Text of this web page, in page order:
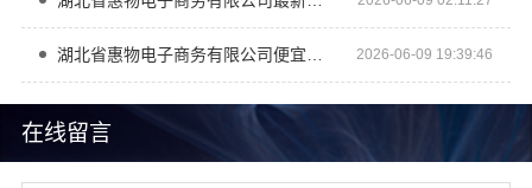
在线留言
2026-06-09 19:39:46